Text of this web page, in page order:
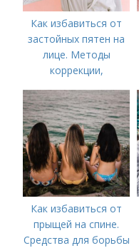
Как избавиться от
застойных пятен на
лице. Методы
коррекции,
акне и удаления
рубцов и шрамов
постакне
Как избавиться от
прыщей на спине.
Средства для борьбы